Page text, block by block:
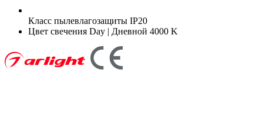
Класс пылевлагозащиты IP20
Цвет свечения Day | Дневной 4000 K